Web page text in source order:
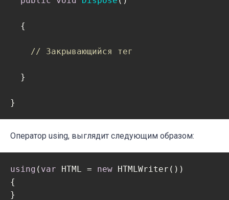
  {
// Закрывающийся тег
  }
}
Оператор using, выглядит следующим образом:
using ( var HTML = new HTMLWriter())
{
}